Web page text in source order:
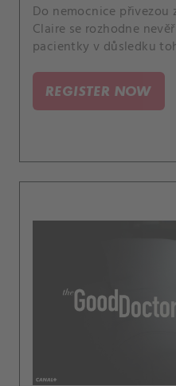
Do nemocnice přivezou
Claire se rozhodne
pacientky v důsledku
REGISTER NOW